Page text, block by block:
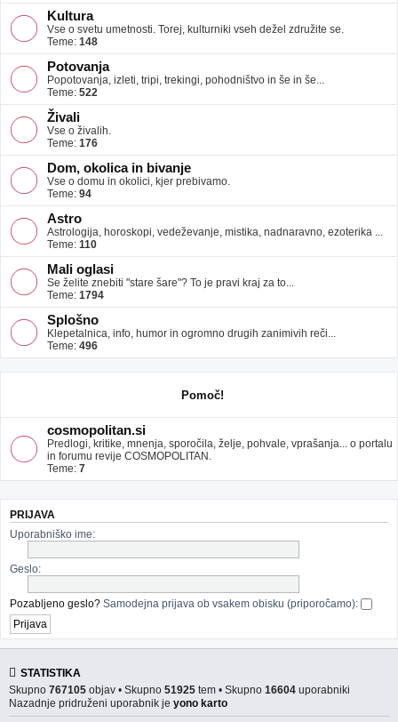
Kultura
Vse o svetu umetnosti. Torej, kulturniki vseh dežel združite se.
Teme: 148
Potovanja
Popotovanja, izleti, tripi, trekingi, pohodništvo in še in še...
Teme: 522
Živali
Vse o živalih.
Teme: 176
Dom, okolica in bivanje
Vse o domu in okolici, kjer prebivamo.
Teme: 94
Astro
Astrologija, horoskopi, vedeževanje, mistika, nadnaravno, ezoterika ...
Teme: 110
Mali oglasi
Se želite znebiti "stare šare"? To je pravi kraj za to...
Teme: 1794
Splošno
Klepetalnica, info, humor in ogromno drugih zanimivih reči...
Teme: 496
Pomoč!
cosmopolitan.si
Predlogi, kritike, mnenja, sporočila, želje, pohvale, vprašanja... o portalu
in forumu revije COSMOPOLITAN.
Teme: 7
PRIJAVA
Uporabniško ime:
Geslo:
Pozabljeno geslo? Samodejna prijava ob vsakem obisku (priporočamo):
STATISTIKA
Skupno 767105 objav • Skupno 51925 tem • Skupno 16604 uporabniki
Nazadnje pridruženi uporabnik je yono karto